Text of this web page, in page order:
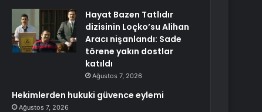
Hayat Bazen Tatlıdır
dizisinin Loçko’su Alihan
Aracı nişanlandı: Sade
törene yakın dostlar
katıldı
Ağustos 7, 2026
Hekimlerden hukuki güvence eylemi
Ağustos 7, 2026